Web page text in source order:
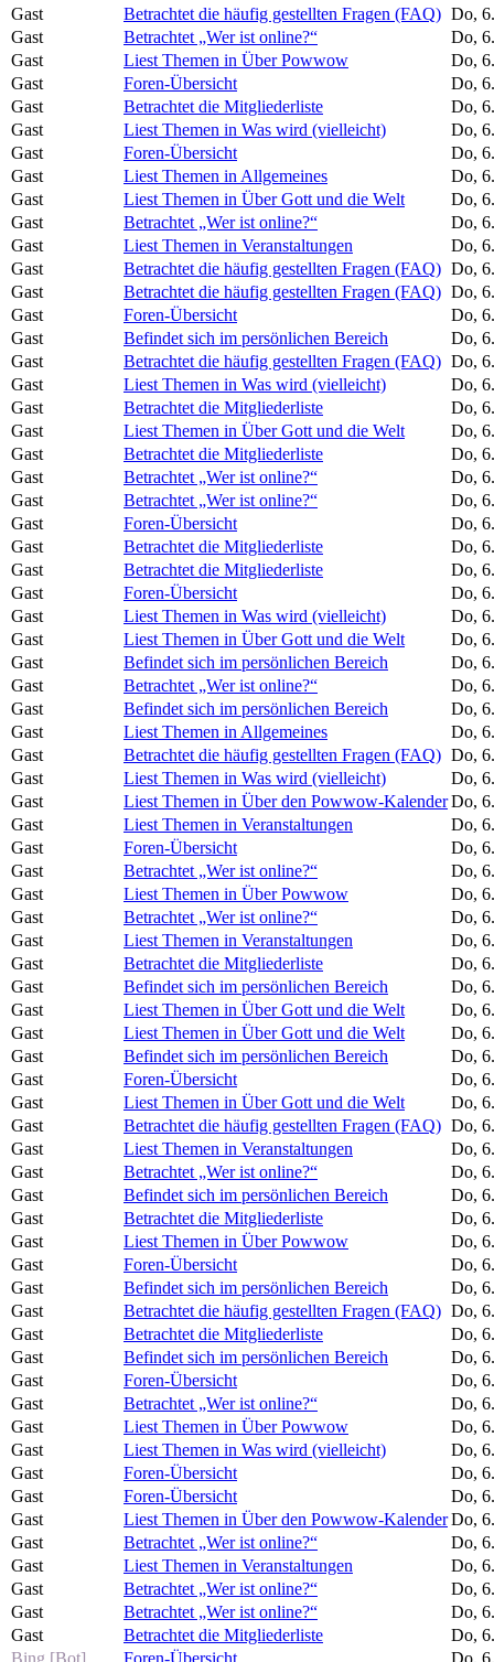
Gast Betrachtet die häufig gestellten Fragen (FAQ) Do,
Gast
Betrachtet „Wer ist online?“
Do,
Gast
Liest Themen in Über Powwow
Do,
Gast
Foren-Übersicht
Do,
Gast
Betrachtet die Mitgliederliste
Do,
Gast
Liest Themen in Was wird (vielleicht)
Do,
Gast
Foren-Übersicht
Do,
Gast
Liest Themen in Allgemeines
Do,
Gast
Liest Themen in Über Gott und die Welt
Do,
Gast
Betrachtet „Wer ist online?“
Do,
Gast
Liest Themen in Veranstaltungen
Do,
Gast
Betrachtet die häufig gestellten Fragen (FAQ) Do,
Gast
Betrachtet die häufig gestellten Fragen (FAQ) Do,
Gast
Foren-Übersicht
Do,
Gast
Befindet sich im persönlichen Bereich
Do,
Gast
Betrachtet die häufig gestellten Fragen (FAQ) Do,
Gast
Liest Themen in Was wird (vielleicht)
Do,
Gast
Betrachtet die Mitgliederliste
Do,
Gast
Liest Themen in Über Gott und die Welt
Do,
Gast
Betrachtet die Mitgliederliste
Do,
Gast
Betrachtet „Wer ist online?“
Do,
Gast
Betrachtet „Wer ist online?“
Do,
Gast
Foren-Übersicht
Do,
Gast
Betrachtet die Mitgliederliste
Do,
Gast
Betrachtet die Mitgliederliste
Do,
Gast
Foren-Übersicht
Do,
Gast
Liest Themen in Was wird (vielleicht)
Do,
Gast
Liest Themen in Über Gott und die Welt
Do,
Gast
Befindet sich im persönlichen Bereich
Do,
Gast
Betrachtet „Wer ist online?“
Do,
Gast
Befindet sich im persönlichen Bereich
Do,
Gast
Liest Themen in Allgemeines
Do,
Gast
Betrachtet die häufig gestellten Fragen (FAQ) Do,
Gast
Liest Themen in Was wird (vielleicht)
Do,
Gast
Liest Themen in Über den Powwow-KalenderDo,
Gast
Liest Themen in Veranstaltungen
Do,
Gast
Foren-Übersicht
Do,
Gast
Betrachtet „Wer ist online?“
Do,
Gast
Liest Themen in Über Powwow
Do,
Gast
Betrachtet „Wer ist online?“
Do,
Gast
Liest Themen in Veranstaltungen
Do,
Gast
Betrachtet die Mitgliederliste
Do,
Gast
Befindet sich im persönlichen Bereich
Do,
Gast
Liest Themen in Über Gott und die Welt
Do,
Gast
Liest Themen in Über Gott und die Welt
Do,
Gast
Befindet sich im persönlichen Bereich
Do,
Gast
Foren-Übersicht
Do,
Gast
Liest Themen in Über Gott und die Welt
Do,
Gast
Betrachtet die häufig gestellten Fragen (FAQ) Do,
Gast
Liest Themen in Veranstaltungen
Do,
Gast
Betrachtet „Wer ist online?“
Do,
Gast
Befindet sich im persönlichen Bereich
Do,
Gast
Betrachtet die Mitgliederliste
Do,
Gast
Liest Themen in Über Powwow
Do,
Gast
Foren-Übersicht
Do,
Gast
Befindet sich im persönlichen Bereich
Do,
Gast
Betrachtet die häufig gestellten Fragen (FAQ) Do,
Gast
Betrachtet die Mitgliederliste
Do,
Gast
Befindet sich im persönlichen Bereich
Do,
Gast
Foren-Übersicht
Do,
Gast
Betrachtet „Wer ist online?“
Do,
Gast
Liest Themen in Über Powwow
Do,
Gast
Liest Themen in Was wird (vielleicht)
Do,
Gast
Foren-Übersicht
Do,
Gast
Foren-Übersicht
Do,
Gast
Liest Themen in Über den Powwow-KalenderDo,
Gast
Betrachtet „Wer ist online?“
Do,
Gast
Liest Themen in Veranstaltungen
Do,
Gast
Betrachtet „Wer ist online?“
Do,
Gast
Betrachtet „Wer ist online?“
Do,
Gast
Betrachtet die Mitgliederliste
Do,
Bing [Bot]
Foren-Übersicht
Do,